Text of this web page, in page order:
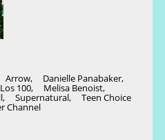
Arrow, Danielle Panabaker,
Los 100, Melisa Benoist,
, Supernatural, Teen Choice
Channel